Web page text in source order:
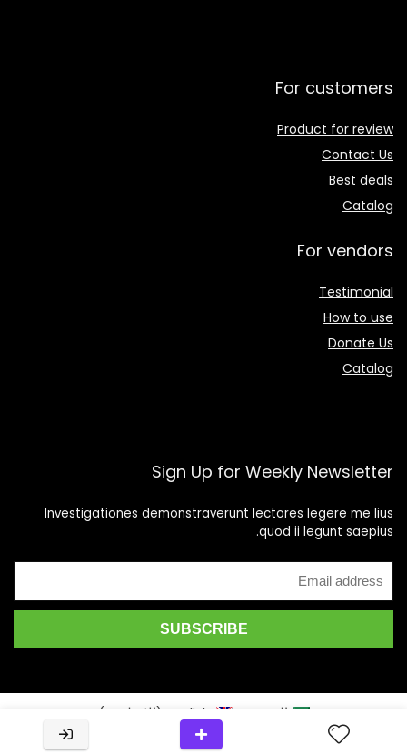
For customers
Product for review
Contact Us
Best deals
Catalog
For vendors
Testimonial
How to use
Donate Us
Catalog
Sign Up for Weekly Newsletter
Investigationes demonstraverunt lectores legere me lius
quod ii legunt saepius.
العربية English
(الإنجليزية)